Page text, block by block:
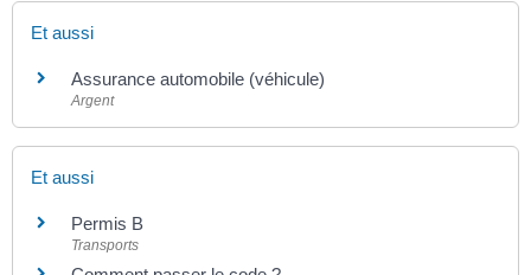
Et aussi
Assurance automobile (véhicule)
Argent
Et aussi
Permis B
Transports